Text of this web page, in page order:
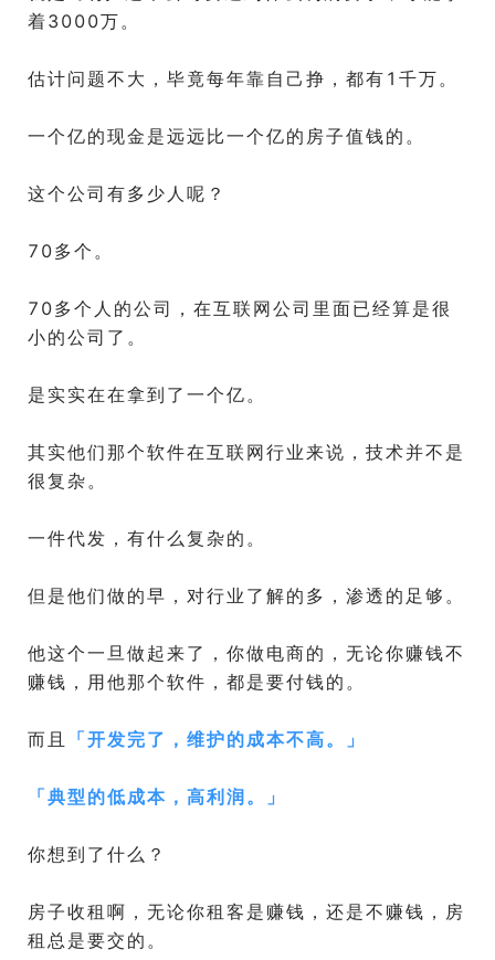
着3000万。
估计问题不大，毕竟每年靠自己挣，都有1千万。
一个亿的现金是远远比一个亿的房子值钱的。
这个公司有多少人呢？
70多个。
70多个人的公司，在互联网公司里面已经算是很
小的公司了。
是实实在在拿到了一个亿。
其实他们那个软件在互联网行业来说，技术并不是
很复杂。
一件代发，有什么复杂的。
但是他们做的早，对行业了解的多，渗透的足够。
他这个一旦做起来了，你做电商的，无论你赚钱不
赚钱，用他那个软件，都是要付钱的。
而且 「开发完了，维护的成本不高。 」
「典型的低成本，高利润。 」
你想到了什么？
房子收租啊，无论你租客是赚钱，还是不赚钱，房
租总是要交的。